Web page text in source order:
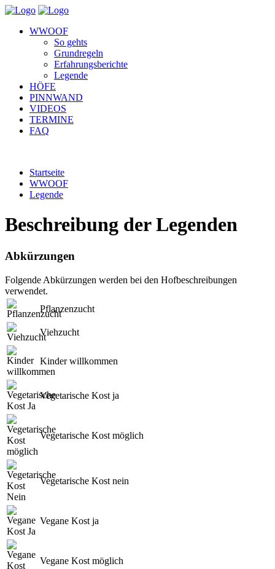
WWOOF
So gehts
Grundregeln
Erfahrungsberichte
Legende
HÖFE
PINNWAND
VIDEOS
TERMINE
FAQ
Startseite
WWOOF
Legende
Beschreibung der Legenden
Abkürzungen
Folgende Abkürzungen werden bei den Hofbeschreibungen
verwendet.
Pflanzenzucht
Viehzucht
Kinder willkommen
Vegetarische Kost ja
Vegetarische Kost möglich
Vegetarische Kost nein
Vegane Kost ja
Vegane Kost möglich